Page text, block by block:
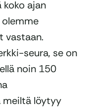
koko ajan
vastaan.
seura, se on
noin 150
meiltä löytyy